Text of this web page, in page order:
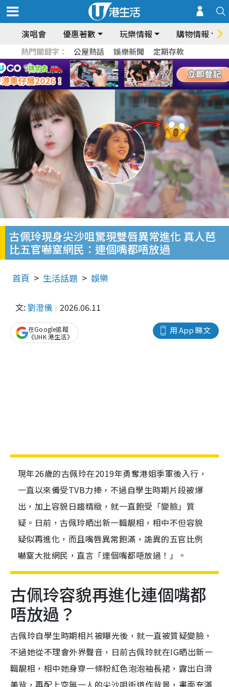
演唱會 優惠著數 玩樂情報 購物情報
熱門關鍵字： 公屋熱話 娛樂新聞 定期存款
古佩玲現身尖沙咀驚現雙唇異常進化 真人芭
比五官嚇窒網民：連個嘴都唔放過
首頁 生活話題 娛樂
文: 劉澄儀 2026.06.11
用 App 睇文
在Google追蹤
《UHK 港生活》
現年26歲的古佩玲在2019年勇奪港姐季軍後入行，
一直以來備受TVB力捧，不過自學生時期片段被爆
出，加上容貌日趨精緻，就一直飽受「變臉」質
疑。日前，古佩玲晒出新一輯靚相，相中不但容貌
疑似再進化，而且嘴唇異常飽滿，詭異的五官比例
嚇窒大批網民，直言「連個嘴都唔放過！」。
古佩玲容貌再進化連個嘴都
唔放過？
古佩玲自學生時期相片被曝光後，就一直被質疑變臉，
不過她從不理會外界聲音，日前古佩玲就在IG晒出新一
輯靚相，相中她身穿一條粉紅色泡泡袖長裙，露出白滑